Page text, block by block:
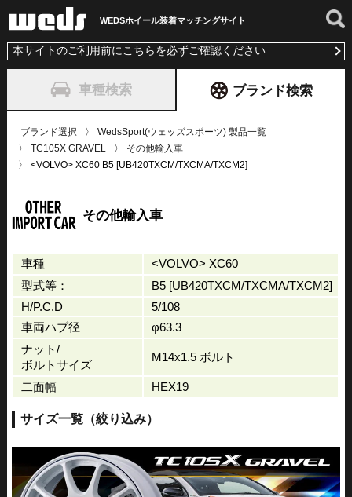
WEDSホイール装着マッチングサイト
本サイトのご利用前にこちらを必ずご確認ください
車種検索 ブランド検索
ブランド選択
WedsSport(ウェッズスポーツ) 製品一覧
TC105X GRAVEL
その他輸入車
<VOLVO> XC60 B5 [UB420TXCM/TXCMA/TXCM2]
その他輸入車
車種
<VOLVO> XC60
型式等：
B5 [UB420TXCM/TXCMA/TXCM2]
H/P.C.D
5/108
車両ハブ径
φ63.3
ナット/
ボルトサイズ
M14x1.5 ボルト
二面幅 HEX19
サイズ一覧（絞り込み）